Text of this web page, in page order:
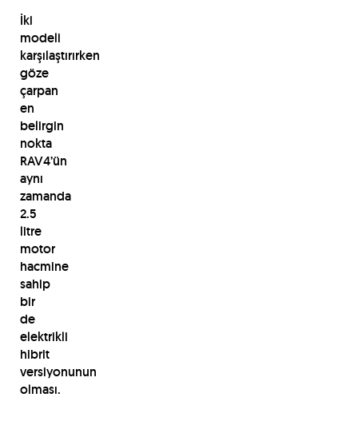
İki
modeli
karşılaştırırken
göze
çarpan
en
belirgin
nokta
RAV4’ün
aynı
zamanda
2.5
litre
motor
hacmine
sahip
bir
de
elektrikli
hibrit
versiyonunun
olması.